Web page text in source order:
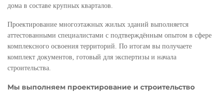
дома в составе крупных кварталов.
Проектирование многоэтажных жилых зданий выполняется
аттестованными специалистами с подтверждённым опытом в сфере
комплексного освоения территорий. По итогам вы получаете
комплект документов, готовый для экспертизы и начала
строительства.
Мы выполняем проектирование и строительство